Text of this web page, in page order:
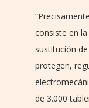
consiste en
sustitución
protegen,
de 3.000